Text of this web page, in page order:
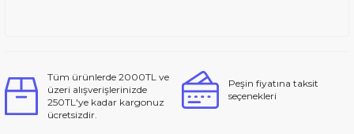
Tüm ürünlerde 2000TL ve
üzeri alışverişlerinizde
250TL'ye kadar kargonuz
ücretsizdir.
Peşin fiyatına taksit
seçenekleri